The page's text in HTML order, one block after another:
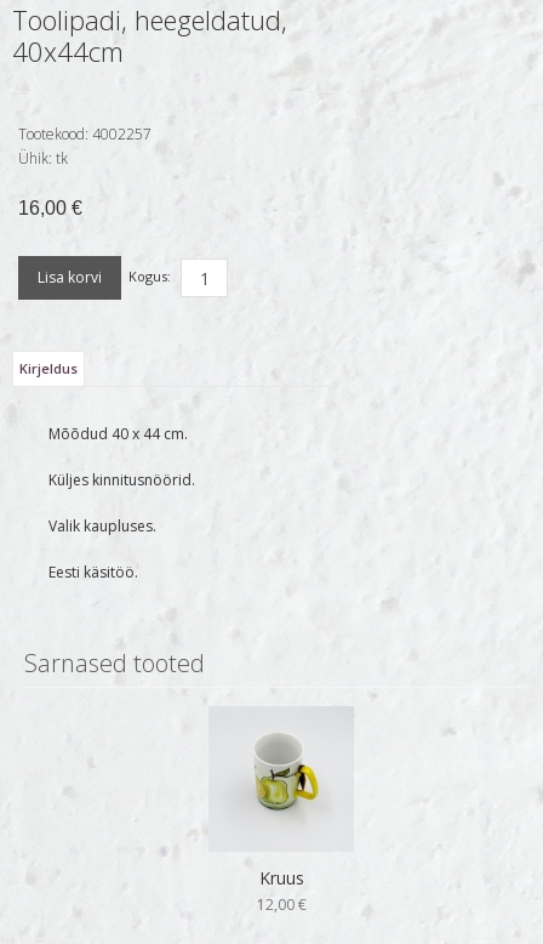
Toolipadi, heegeldatud,
40x44cm
Tootekood: 4002257
Ühik: tk
16,00 €
Kogus:
Kirjeldus
Mõõdud 40 x 44 cm.
Küljes kinnitusnöörid.
Valik kaupluses.
Eesti käsitöö.
Sarnased tooted
Kruus
12,00 €